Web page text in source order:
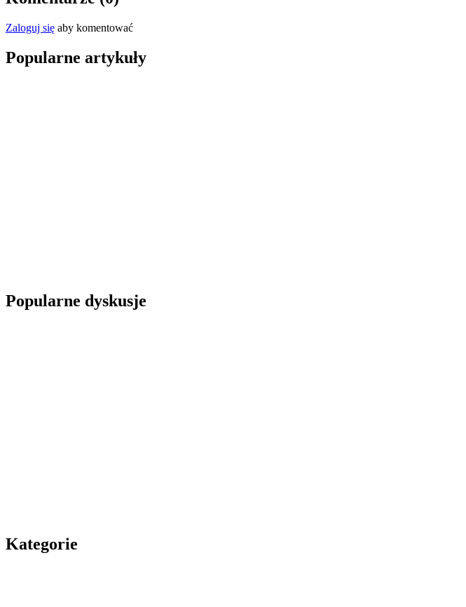
Zaloguj się aby komentować
Popularne artykuły
Popularne dyskusje
Kategorie